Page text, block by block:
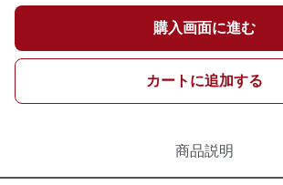
購入画面に進む
カートに追加する
商品説明